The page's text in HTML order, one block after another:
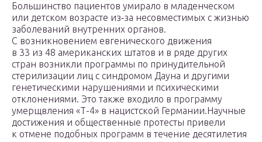
Большинство пациентов умирало в младенческом
или детском возрасте из‑за несовместимых с жизнью
заболеваний внутренних органов.
С возникновением евгенического движения
в 33 из 48 американских штатов и в ряде других
стран возникли программы по принудительной
стерилизации лиц с синдромом Дауна и другими
генетическими нарушениями и психическими
отклонениями. Это также входило в программу
умерщвления «Т-4» в нацистской ­Германии.Научные
достижения и общественные протесты привели
к отмене подобных программ в течение десятилетия